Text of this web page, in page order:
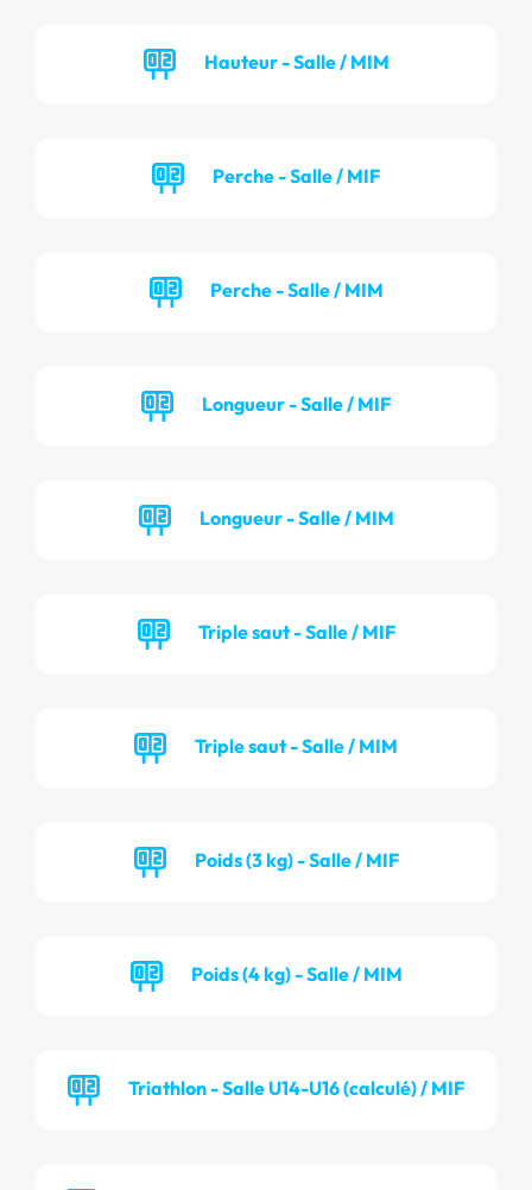
Hauteur - Salle / MIM
Perche - Salle / MIF
Perche - Salle / MIM
Longueur - Salle / MIF
Longueur - Salle / MIM
Triple saut - Salle / MIF
Triple saut - Salle / MIM
Poids (3 kg) - Salle / MIF
Poids (4 kg) - Salle / MIM
Triathlon - Salle U14-U16 (calculé) / MIF